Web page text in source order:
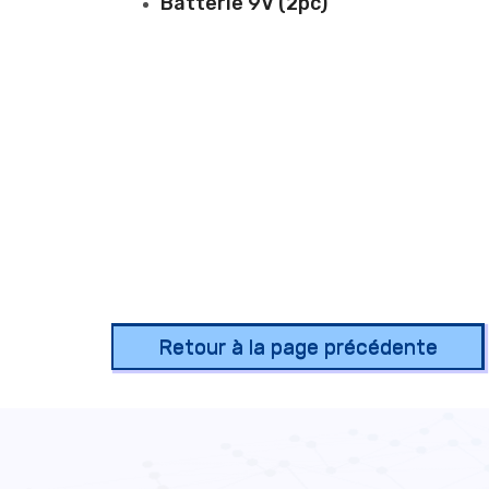
Retour à la page précédente